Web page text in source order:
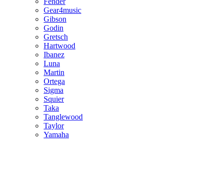
Gear4music
Gibson
Godin
Gretsch
Hartwood
Ibanez
Luna
Martin
Ortega
Sigma
Squier
Taka
Tanglewood
Taylor
Yamaha